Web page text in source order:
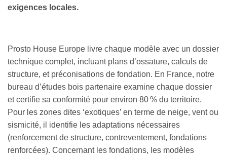
exigences locales.
Prosto House Europe livre chaque modèle avec un dossier
technique complet, incluant plans d’ossature, calculs de
structure, et préconisations de fondation. En France, notre
bureau d’études bois partenaire examine chaque dossier
et certifie sa conformité pour environ 80 % du territoire.
Pour les zones dites ‘exotiques’ en terme de neige, vent ou
sismicité, il identifie les adaptations nécessaires
(renforcement de structure, contreventement, fondations
renforcées). Concernant les fondations, les modèles